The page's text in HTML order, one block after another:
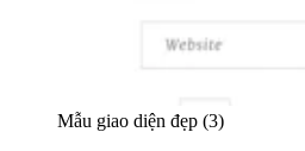
Mẫu giao diện đẹp (3)